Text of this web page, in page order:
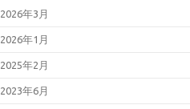
2026年3月
2026年1月
2025年2月
2023年6月